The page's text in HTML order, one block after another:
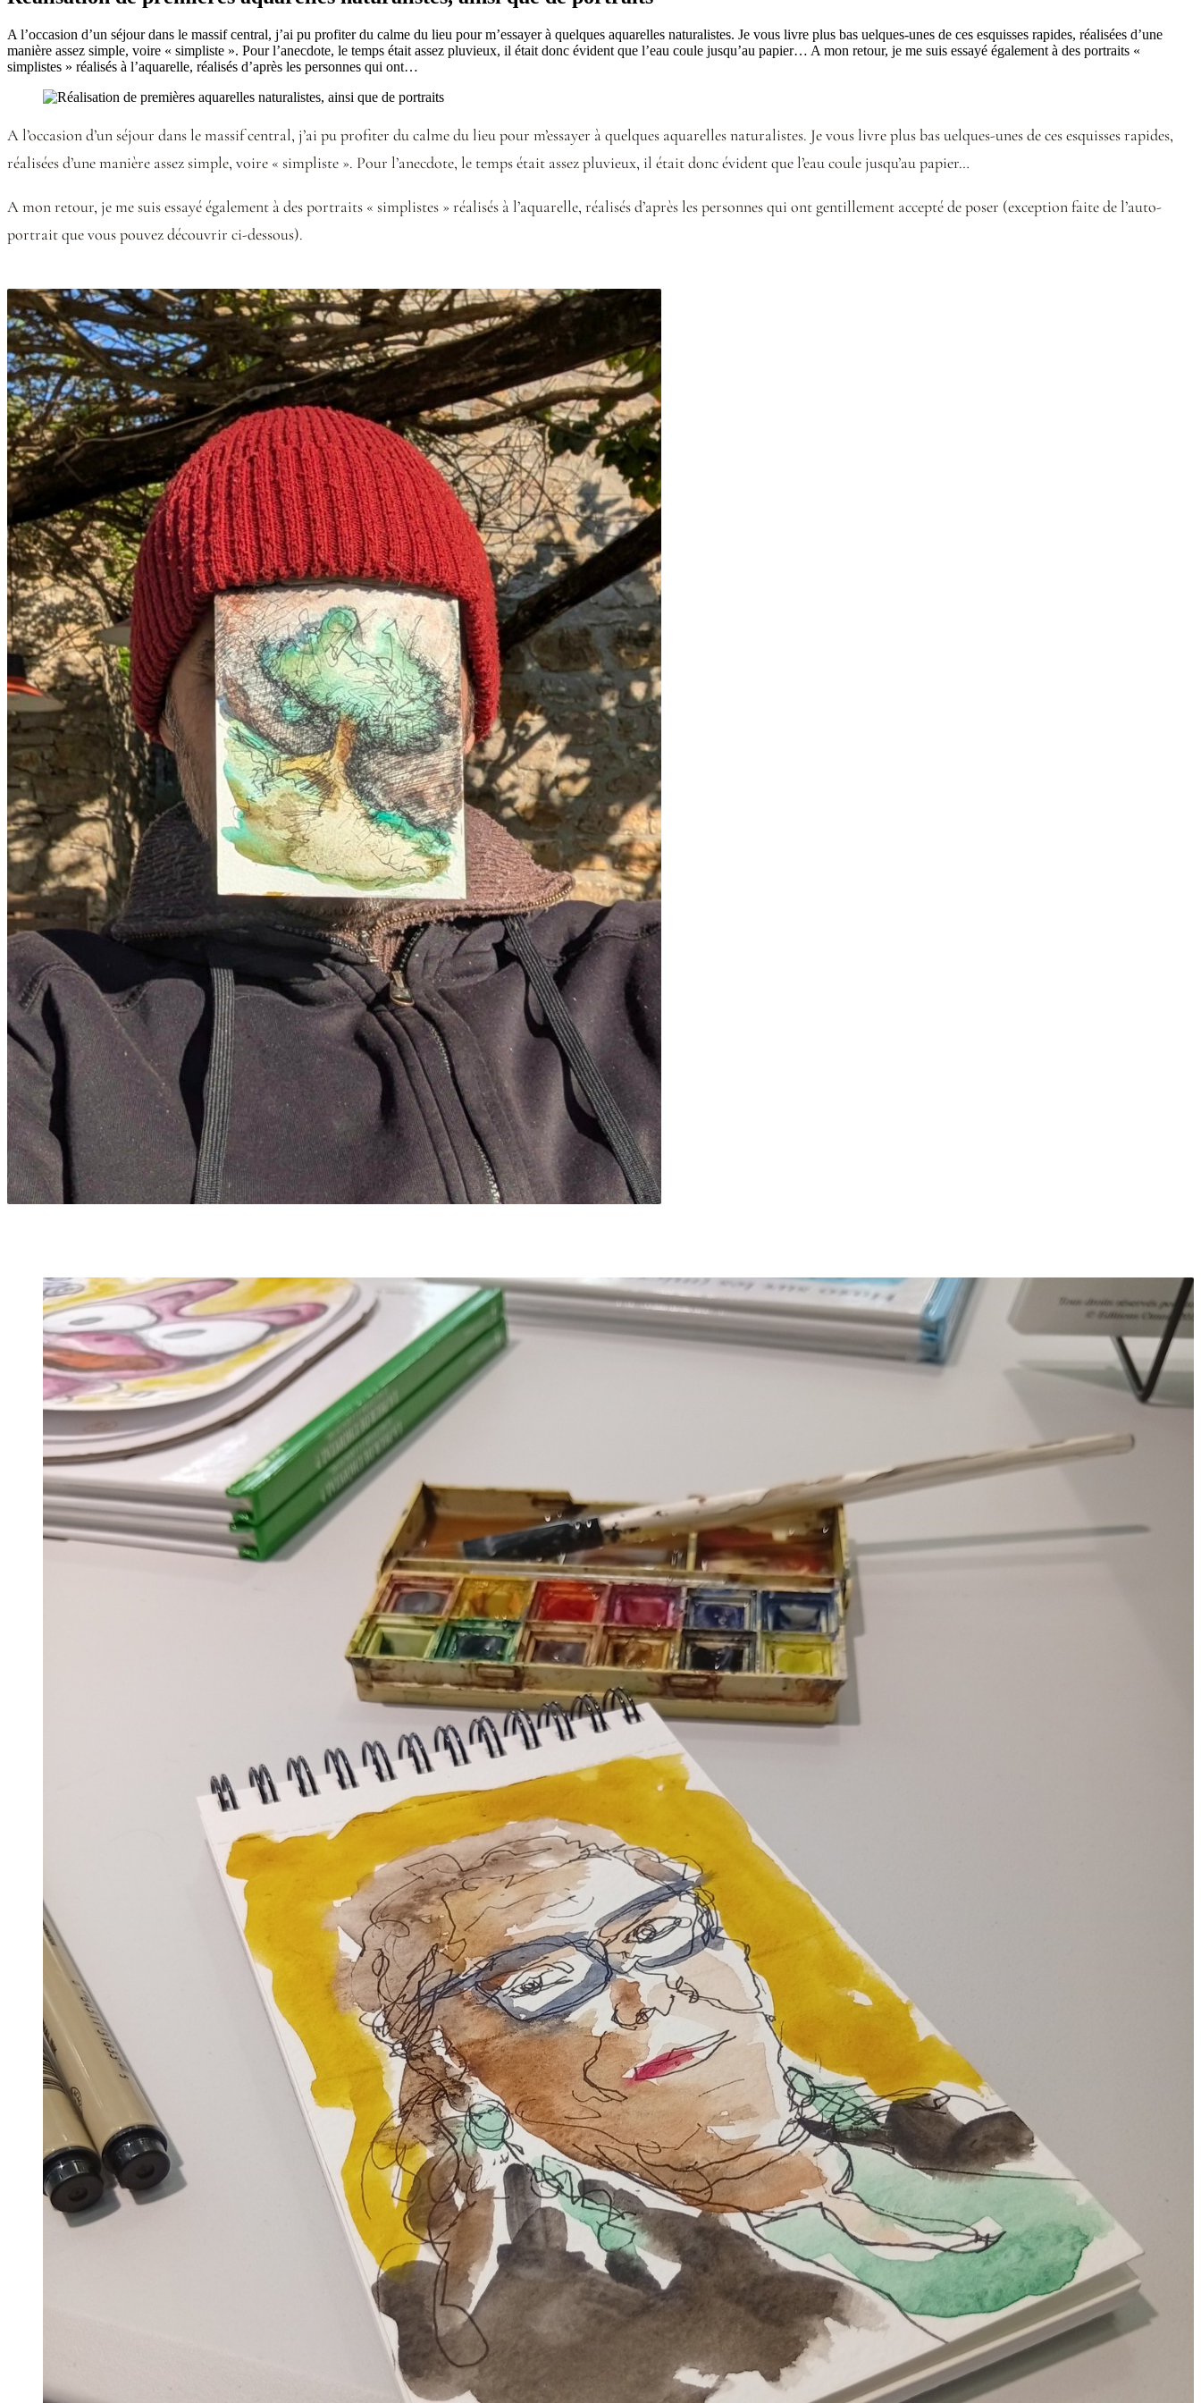
A l’occasion d’un séjour dans le massif central, j’ai pu profiter du calme du lieu pour m’essayer à quelques aquarelles naturalistes. Je vous livre plus bas uelques-unes de ces esquisses rapides, réalisées d’une
manière assez simple, voire « simpliste ». Pour l’anecdote, le temps était assez pluvieux, il était donc évident que l’eau coule jusqu’au papier… A mon retour, je me suis essayé également à des portraits «
simplistes » réalisés à l’aquarelle, réalisés d’après les personnes qui ont…
A l’occasion d’un séjour dans le massif central, j’ai pu profiter du calme du lieu pour m’essayer à quelques aquarelles naturalistes. Je vous livre plus bas uelques-unes de ces esquisses rapides,
réalisées d’une manière assez simple, voire « simpliste ». Pour l’anecdote, le temps était assez pluvieux, il était donc évident que l’eau coule jusqu’au papier…
A mon retour, je me suis essayé également à des portraits « simplistes » réalisés à l’aquarelle, réalisés d’après les personnes qui ont gentillement accepté de poser (exception faite de l’auto-
portrait que vous pouvez découvrir ci-dessous).